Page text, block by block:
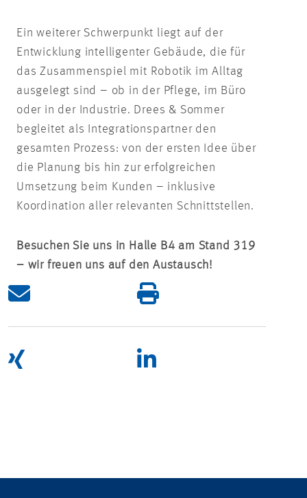
Ein weiterer Schwerpunkt liegt auf der
Entwicklung intelligenter Gebäude, die für
das Zusammenspiel mit Robotik im Alltag
ausgelegt sind – ob in der Pflege, im Büro
oder in der Industrie. Drees & Sommer
begleitet als Integrationspartner den
gesamten Prozess: von der ersten Idee über
die Planung bis hin zur erfolgreichen
Umsetzung beim Kunden – inklusive
Koordination aller relevanten Schnittstellen.
Besuchen Sie uns in Halle B4 am Stand 319
– wir freuen uns auf den Austausch!